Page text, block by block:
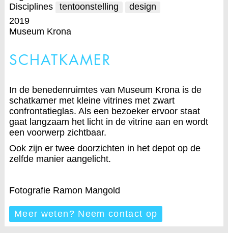
Disciplines
tentoonstelling
design
2019
Museum Krona
SCHATKAMER
In de benedenruimtes van Museum Krona is de
schatkamer met kleine vitrines met zwart
confrontatieglas. Als een bezoeker ervoor staat
gaat langzaam het licht in de vitrine aan en wordt
een voorwerp zichtbaar.
Ook zijn er twee doorzichten in het depot op de
zelfde manier aangelicht.
Fotografie Ramon Mangold
Meer weten? Neem contact op